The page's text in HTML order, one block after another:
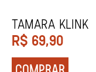
REGINALDO
R$ 79,90